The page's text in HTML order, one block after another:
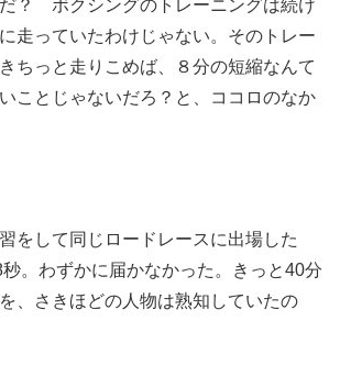
？ ボクシングのトレーニングは続け
走っていたわけじゃない。 そのトレー
ちっと走りこめば、８分の短縮なんて
ことじゃないだろ？と、ココロのなか
をして同じロードレースに出場した
。わずかに届かなかった。きっと40分
、さきほどの人物は熟知していたの